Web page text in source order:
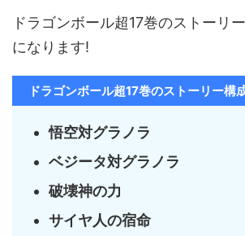
ドラゴンボール超17巻のストーリ
になります!
ドラゴンボール超17巻のストーリー構
悟空対グラノラ
ベジータ対グラノラ
破壊神の力
サイヤ人の宿命